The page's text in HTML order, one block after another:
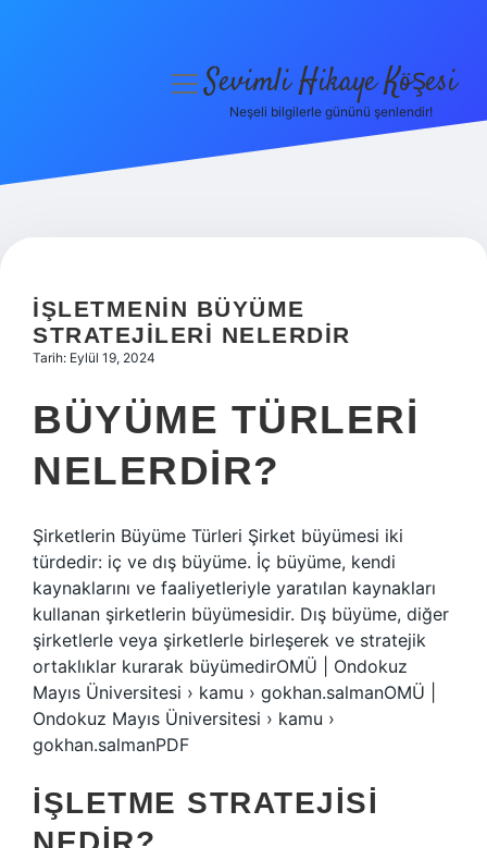
Hakkımızda
menüyüSevimli Hikaye Köşesi
Neşeli bilgilerle gününü şenlendir!
İŞLETMENIN BÜYÜME
STRATEJILERI NELERDIR
Tarih: Eylül 19, 2024
BÜYÜME TÜRLERI
NELERDIR?
Şirketlerin Büyüme Türleri Şirket büyümesi iki
türdedir: iç ve dış büyüme. İç büyüme, kendi
kaynaklarını ve faaliyetleriyle yaratılan kaynakları
kullanan şirketlerin büyümesidir. Dış büyüme, diğer
şirketlerle veya şirketlerle birleşerek ve stratejik
ortaklıklar kurarak büyümedirOMÜ | Ondokuz
Mayıs Üniversitesi › kamu › gokhan.salmanOMÜ |
Ondokuz Mayıs Üniversitesi › kamu ›
gokhan.salmanPDF
İŞLETME STRATEJISI